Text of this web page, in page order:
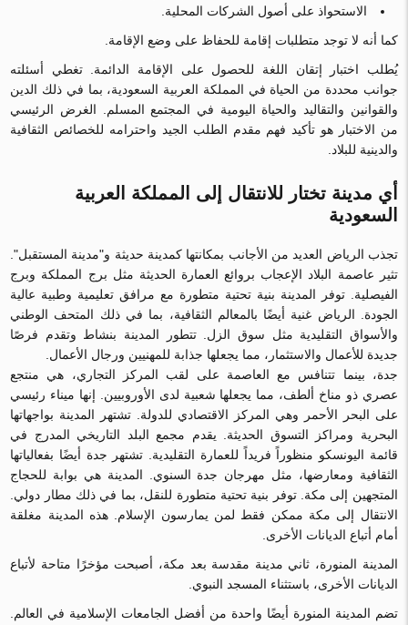
الاستحواذ على أصول الشركات المحلية.
كما أنه لا توجد متطلبات إقامة للحفاظ على وضع الإقامة.
يُطلب اختبار إتقان اللغة للحصول على الإقامة الدائمة. تغطي أسئلته
جوانب محددة من الحياة في المملكة العربية السعودية، بما في ذلك الدين
والقوانين والتقاليد والحياة اليومية في المجتمع المسلم. الغرض الرئيسي
من الاختبار هو تأكيد فهم مقدم الطلب الجيد واحترامه للخصائص الثقافية
والدينية للبلاد.
أي مدينة تختار للانتقال إلى المملكة العربية
السعودية
تجذب الرياض العديد من الأجانب بمكانتها كمدينة حديثة و"مدينة المستقبل".
تثير عاصمة البلاد الإعجاب بروائع العمارة الحديثة مثل برج المملكة وبرج
الفيصلية. توفر المدينة بنية تحتية متطورة مع مرافق تعليمية وطبية عالية
الجودة. الرياض غنية أيضًا بالمعالم الثقافية، بما في ذلك المتحف الوطني
والأسواق التقليدية مثل سوق الزل. تتطور المدينة بنشاط وتقدم فرصًا
جديدة للأعمال والاستثمار، مما يجعلها جذابة للمهنيين ورجال الأعمال.
جدة، بينما تتنافس مع العاصمة على لقب المركز التجاري، هي منتجع
عصري ذو مناخ ألطف، مما يجعلها شعبية لدى الأوروبيين. إنها ميناء رئيسي
على البحر الأحمر وهي المركز الاقتصادي للدولة. تشتهر المدينة بواجهاتها
البحرية ومراكز التسوق الحديثة. يقدم مجمع البلد التاريخي المدرج في
قائمة اليونسكو منظوراً فريداً للعمارة التقليدية. تشتهر جدة أيضًا بفعالياتها
الثقافية ومعارضها، مثل مهرجان جدة السنوي. المدينة هي بوابة للحجاج
المتجهين إلى مكة. توفر بنية تحتية متطورة للنقل، بما في ذلك مطار دولي.
الانتقال إلى مكة ممكن فقط لمن يمارسون الإسلام. هذه المدينة مغلقة
أمام أتباع الديانات الأخرى.
المدينة المنورة، ثاني مدينة مقدسة بعد مكة، أصبحت مؤخرًا متاحة لأتباع
الديانات الأخرى، باستثناء المسجد النبوي.
تضم المدينة المنورة أيضًا واحدة من أفضل الجامعات الإسلامية في العالم.